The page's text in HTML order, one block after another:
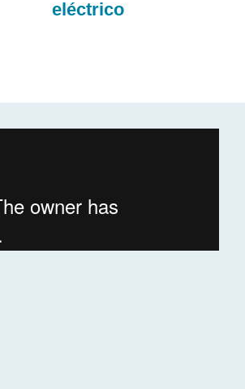
eléctrico